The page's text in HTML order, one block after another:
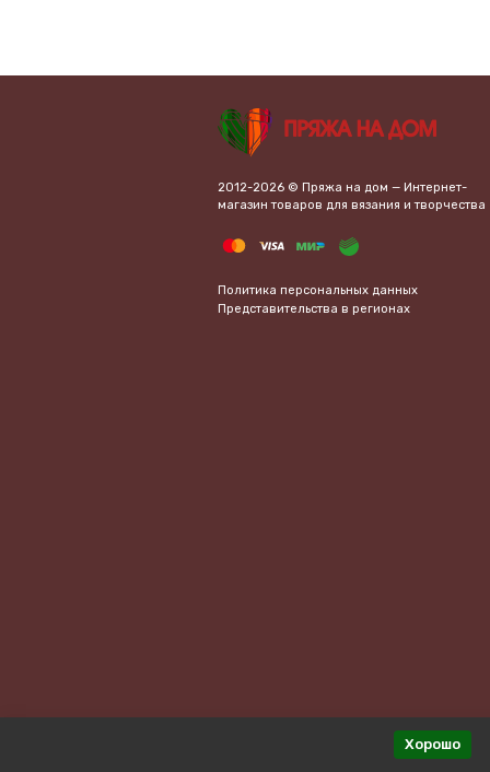
2012-2026 © Пряжа на дом — Интернет-
магазин товаров для вязания и творчества
Политика персональных данных
Представительства в регионах
Хорошо